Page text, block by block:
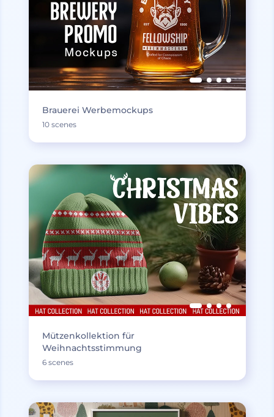
Brauerei Werbemockups
10 scenes
Mützenkollektion für
Weihnachtsstimmung
6 scenes